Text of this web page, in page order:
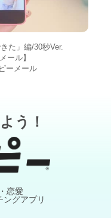
た」編/30秒Ver.
ール】
ーメール
う！
恋愛
ングアプリ